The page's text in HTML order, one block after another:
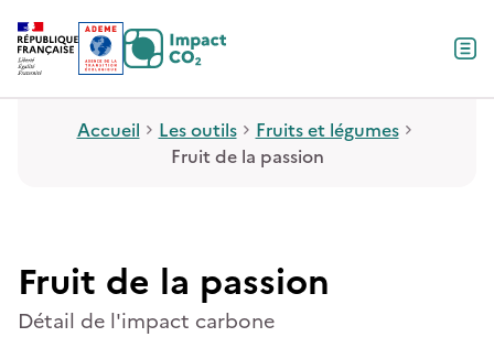
Contenu
Menu
Pied de page
Accueil Les outils
Fruits et légumes
Fruit de la passion
Fruit de la passion
Détail de l'impact carbone